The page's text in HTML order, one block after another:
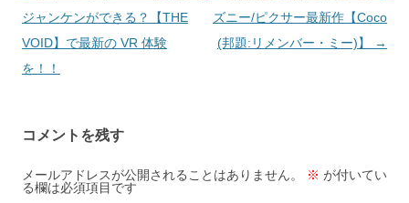
稿
ナ
ビ
シ
ョ
ン
ジャンケンができる？【THE
VOID】で最新の VR 体験
を！！
ズニー/ピクサー最新作【Coco
(邦題:リメンバー・ミー)】
→
コメントを残す
メールアドレスが公開されることはありません。 ※ が付いてい
る欄は必須項目です